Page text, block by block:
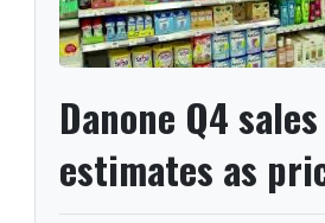
Danone Q4
estimates as